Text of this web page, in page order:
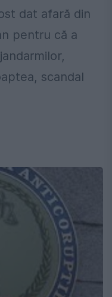
dat afară din
pentru că a
scandal